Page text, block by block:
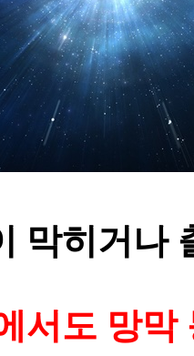
막히거나
서도 망